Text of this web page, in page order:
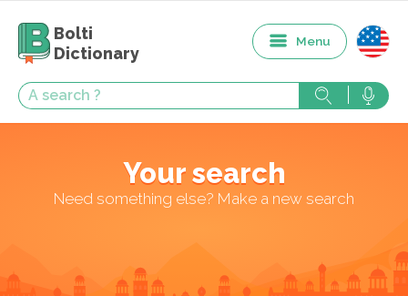
Bolti
Dictionary
Menu
Your search
Need something else? Make a new search